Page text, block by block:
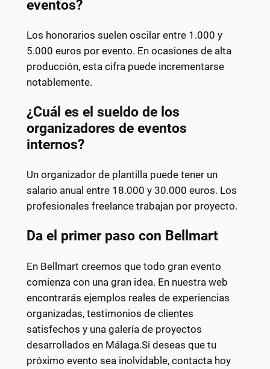
eventos?
Los honorarios suelen oscilar entre 1.000 y
5.000 euros por evento. En ocasiones de alta
producción, esta cifra puede incrementarse
notablemente.
¿Cuál es el sueldo de los
organizadores de eventos
internos?
Un organizador de plantilla puede tener un
salario anual entre 18.000 y 30.000 euros. Los
profesionales freelance trabajan por proyecto.
Da el primer paso con Bellmart
En Bellmart creemos que todo gran evento
comienza con una gran idea. En nuestra web
encontrarás ejemplos reales de experiencias
organizadas, testimonios de clientes
satisfechos y una galería de proyectos
desarrollados en Málaga.Si deseas que tu
próximo evento sea inolvidable, contacta hoy